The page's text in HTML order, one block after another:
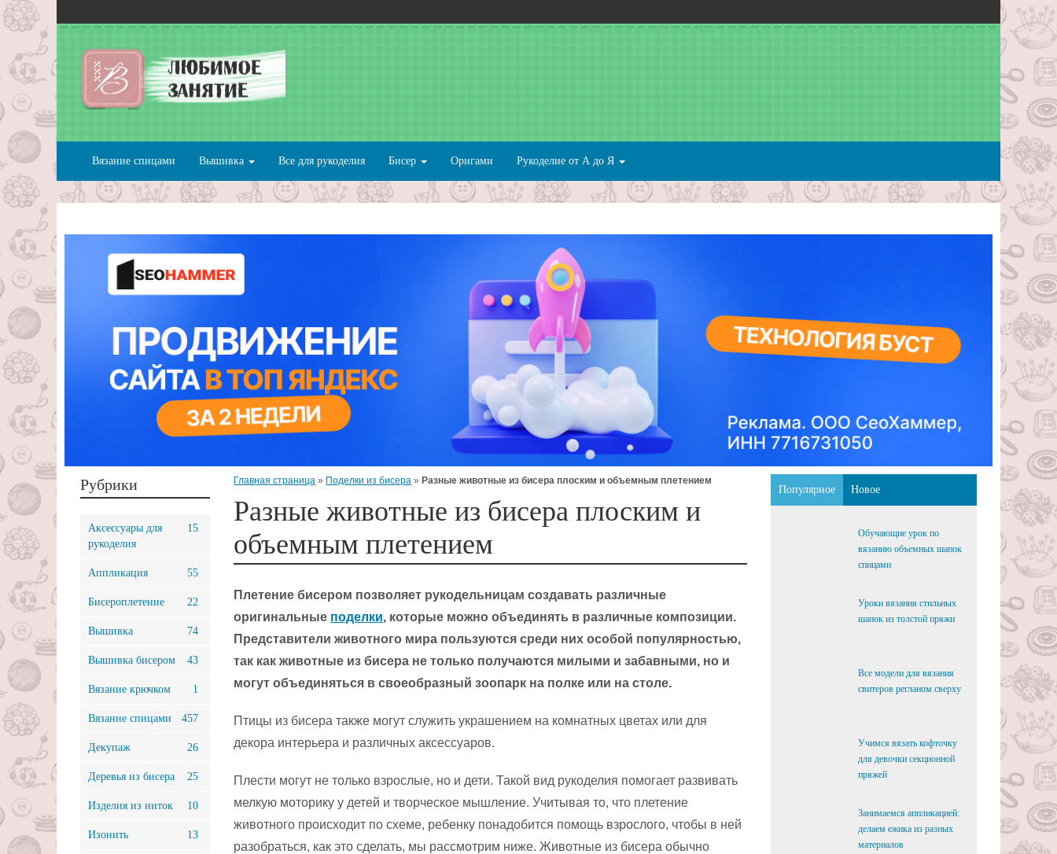
Вязание спицами Вышивка Все для рукоделия Бисер Оригами Рукоделие от А до Я
Главная страница » Поделки из бисера » Разные животные из бисера плоским и объемным плетением
Разные животные из бисера плоским и
объемным плетением
Плетение бисером позволяет рукодельницам создавать различные
оригинальные поделки, которые можно объединять в различные композиции.
Представители животного мира пользуются среди них особой популярностью,
так как животные из бисера не только получаются милыми и забавными, но и
могут объединяться в своеобразный зоопарк на полке или на столе.
Птицы из бисера также могут служить украшением на комнатных цветах или для
декора интерьера и различных аксессуаров.
Плести могут не только взрослые, но и дети. Такой вид рукоделия помогает развивать
мелкую моторику у детей и творческое мышление. Учитывая то, что плетение
животного происходит по схеме, ребенку понадобится помощь взрослого, чтобы в ней
разобраться, как это сделать, мы рассмотрим ниже. Животные из бисера обычно
Популярное Новое
Обучающие урок по
вязанию объемных шапок
спицами
Уроки вязания стильных
шапок из толстой пряжи
Все модели для вязания
свитеров регланом сверху
Учимся вязать кофточку
для девочки секционной
пряжей
Занимаемся аппликацией:
делаем ежика из разных
материалов
Рубрики
Аксессуары для
рукоделия
15
Аппликация 55
Бисероплетение 22
Вышивка 74
Вышивка бисером 43
Вязание крючком 1
Вязание спицами 457
Декупаж 26
Деревья из бисера 25
Изделия из ниток 10
Изонить 13